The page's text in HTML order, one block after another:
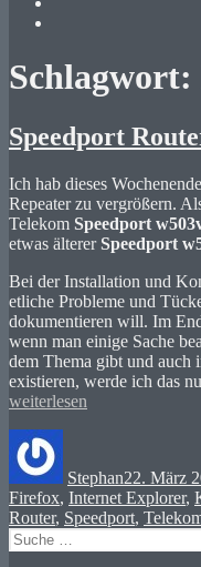
Schlagwort:
Speedport
Ich hab dieses
Repeater zu vergrößern.
Telekom Speedport
etwas älterer Speedport
Bei der Installation und
etliche Probleme und
dokumentieren will. Im
wenn man einige Sache
dem Thema gibt und auch
existieren, werde ich das
weiterlesen
Stephan22. März
Firefox, Internet Explorer,
Router, Speedport,
Suche
nach: